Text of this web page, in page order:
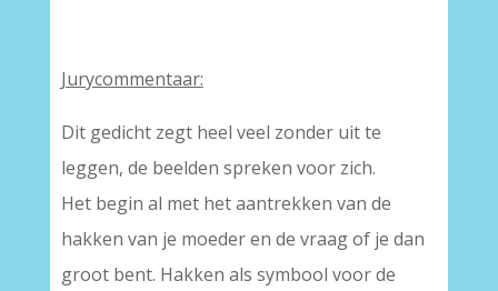
Jurycommentaar:
Dit gedicht zegt heel veel zonder uit te
leggen, de beelden spreken voor zich.
Het begin al met het aantrekken van de
hakken van je moeder en de vraag of je dan
groot bent. Hakken als symbool voor de